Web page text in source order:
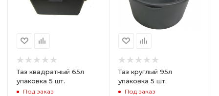
Таз квадратный 65л
упаковка 5 шт.
Под заказ
Таз круглый 95л
упаковка 5 шт.
Под заказ